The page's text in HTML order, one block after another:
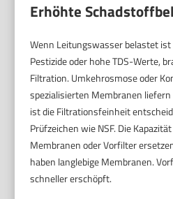
Erhöhte
Wenn Leitungswasser belastet ist
Pestizide oder hohe TDS-Werte,
Filtration. Umkehrosmose oder
spezialisierten Membranen
ist die Filtrationsfeinheit
Prüfzeichen wie NSF. Die
Membranen oder Vorfilter
haben langlebige Membranen.
schneller erschöpft.